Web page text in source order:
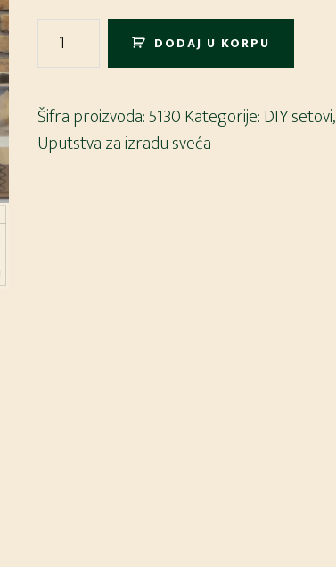
Edukativni
DODAJ U KORPU
Šifra proizvoda:5130Kategorije:DIY setovi,
Uputstva za izradu sveća